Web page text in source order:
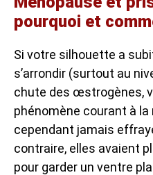
pourquoi et
Si votre silhouette a
s’arrondir (surtout au
chute des œstrogènes,
phénomène courant à la
cependant jamais
contraire, elles avaient
pour garder un ventre